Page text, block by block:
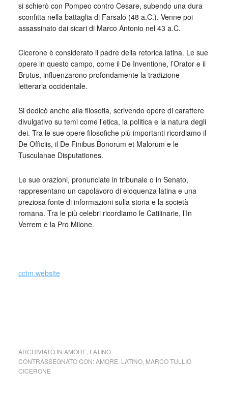
si schierò con Pompeo contro Cesare, subendo una dura
sconfitta nella battaglia di Farsalo (48 a.C.). Venne poi
assassinato dai sicari di Marco Antonio nel 43 a.C.
Cicerone è considerato il padre della retorica latina. Le sue
opere in questo campo, come il De Inventione, l’Orator e il
Brutus, influenzarono profondamente la tradizione
letteraria occidentale.
Si dedicò anche alla filosofia, scrivendo opere di carattere
divulgativo su temi come l’etica, la politica e la natura degli
dei. Tra le sue opere filosofiche più importanti ricordiamo il
De Officiis, il De Finibus Bonorum et Malorum e le
Tusculanae Disputationes.
Le sue orazioni, pronunciate in tribunale o in Senato,
rappresentano un capolavoro di eloquenza latina e una
preziosa fonte di informazioni sulla storia e la società
romana. Tra le più celebri ricordiamo le Catilinarie, l’In
Verrem e la Pro Milone.
cctm.website
ARCHIVIATO IN:AMORE LATINO
CONTRASSEGNATO CON:AMORE LATINO, MARCO TULLIO
CICERONE